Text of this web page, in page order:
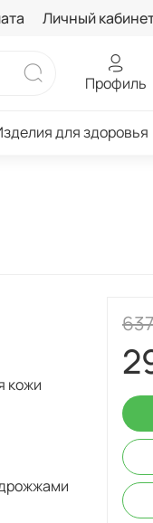
Личный
Профиль
для здоровья
кожи